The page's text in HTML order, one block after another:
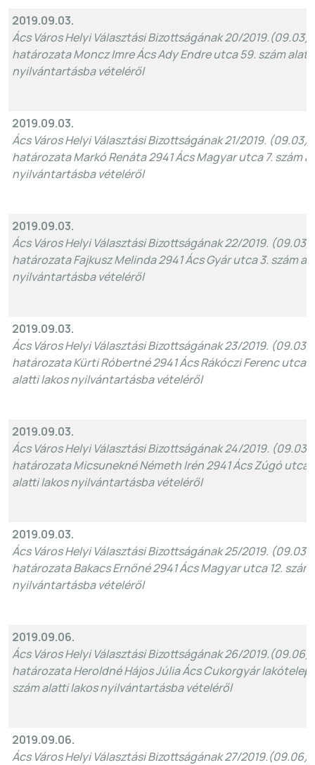
2019.09.03.
Ács Város Helyi Választási Bizottságának 20/
határozata Moncz Imre Ács Ady Endre utca 59. szám
nyilvántartásba vételéről
2019.09.03.
Ács Város Helyi Választási Bizottságának 21/2019. (09.03).
határozata Markó Renáta 2941 Ács Magyar utca 7. szám
nyilvántartásba vételéről
2019.09.03.
Ács Város Helyi Választási Bizottságának 22/2019.
határozata Fajkusz Melinda 2941 Ács Gyár utca 3. szám
nyilvántartásba vételéről
2019.09.03.
Ács Város Helyi Választási Bizottságának 23/2019.
határozata Kürti Róbertné 2941 Ács Rákóczi Ferenc utca
alatti lakos nyilvántartásba vételéről
2019.09.03.
Ács Város Helyi Választási Bizottságának 24/2019.
határozata Micsunekné Németh Irén 2941 Ács Zúgó utca
alatti lakos nyilvántartásba vételéről
2019.09.03.
Ács Város Helyi Választási Bizottságának 25/2019.
határozata Bakacs Ernőné 2941 Ács Magyar utca 12.
nyilvántartásba vételéről
2019.09.06.
Ács Város Helyi Választási Bizottságának 26/
határozata Heroldné Hájos Júlia Ács Cukorgyár lakótelep
szám alatti lakos nyilvántartásba vételéről
2019.09.06.
Ács Város Helyi Választási Bizottságának 27/2019.(09.06).